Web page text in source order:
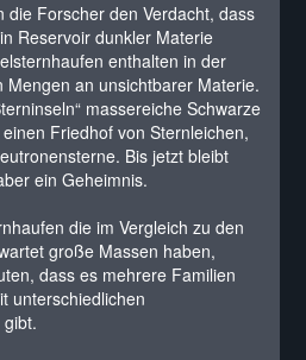
die Forscher den Verdacht, dass
Reservoir dunkler Materie
enthalten in der
Mengen an unsichtbarer Materie.
massereiche Schwarze
Friedhof von Sternleichen,
Bis jetzt bleibt
ein Geheimnis.
die im Vergleich zu den
große Massen haben,
dass es mehrere Familien
unterschiedlichen